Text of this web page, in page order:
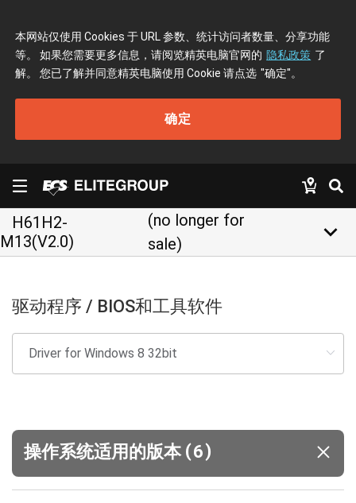
本网站仅使用 Cookies 于 URL 参数、统计访问者数量、分享功能
等。 如果您需要更多信息，请阅览精英电脑官网的 隐私政策 了
解。 您已了解并同意精英电脑使用 Cookie 请点选 "确定"。
确定
H61H2-
M13(V2.0)
(no longer for
sale)
keyboard_arrow_down
驱动程序 / BIOS和工具软件
操作系统适用的版本 (6)